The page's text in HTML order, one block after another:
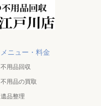
メニュー・料金
不用品回収
不用品の買取
遺品整理